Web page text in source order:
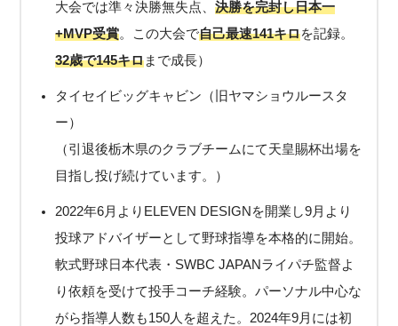
大会では準々決勝無失点、 決勝を完封し日本一
+MVP受賞。この大会で自己最速141キロを記録。
32歳で145キロまで成長）
タイセイビッグキャビン（旧ヤマショウルースタ
ー）
（引退後栃木県のクラブチームにて天皇賜杯出場を
目指し投げ続けています。）
2022年6月よりELEVEN DESIGNを開業し9月より
投球アドバイザーとして野球指導を本格的に開始。
軟式野球日本代表・SWBC JAPANライパチ監督よ
り依頼を受けて投手コーチ経験。パーソナル中心な
がら指導人数も150人を超えた。2024年9月には初